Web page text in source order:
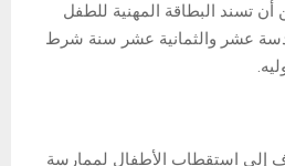
تسند البطاقة المهنية للطفل
عشر والثمانية عشر سنة شرط
إلى استقطاب الأطفال لممارسة